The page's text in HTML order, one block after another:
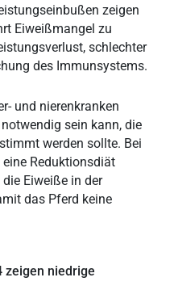
zeigen
Eiweißmangel zu
schlechter
des Immunsystems.
und nierenkranken
sein kann, die
werden sollte. Bei
Reduktionsdiät
Eiweiße in der
das Pferd keine
zeigen niedrige